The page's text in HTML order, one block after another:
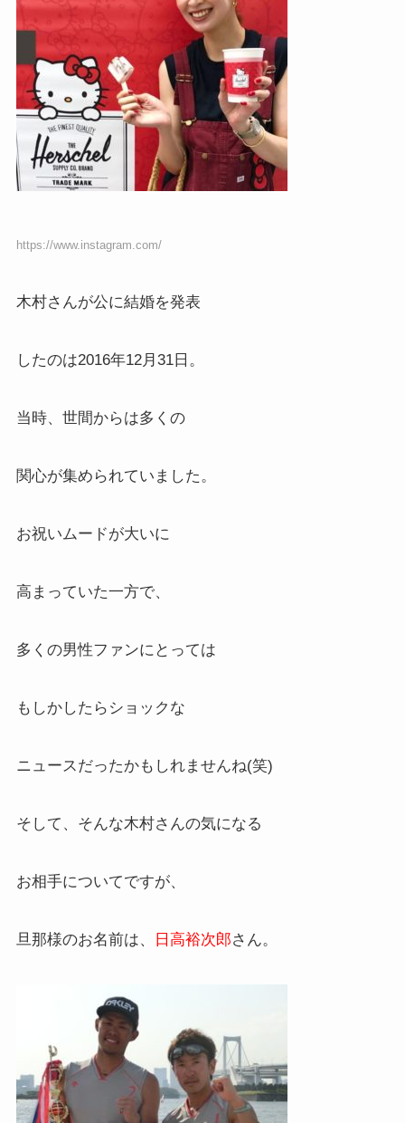
https://www.instagram.com/
木村さんが公に結婚を発表
したのは2016年12月31日。
当時、世間からは多くの
関心が集められていました。
お祝いムードが大いに
高まっていた一方で、
多くの男性ファンにとっては
もしかしたらショックな
ニュースだったかもしれませんね(笑)
そして、そんな木村さんの気になる
お相手についてですが、
旦那様のお名前は、 日高裕次郎さん。